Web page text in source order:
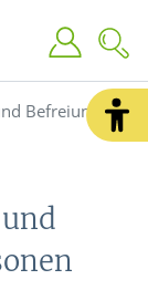
Befreiung für